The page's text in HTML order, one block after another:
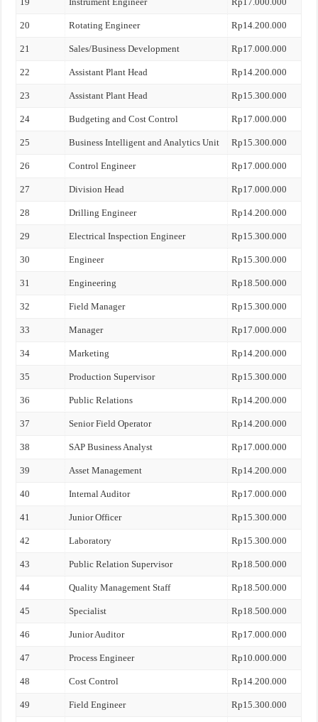
20 Rotating Engineer Rp14.200.000
21 Sales/Business Development Rp17.000.000
22 Assistant Plant Head Rp14.200.000
23 Assistant Plant Head Rp15.300.000
24 Budgeting and Cost Control Rp17.000.000
25 Business Intelligent and Analytics Unit Rp15.300.000
26 Control Engineer Rp17.000.000
27 Division Head Rp17.000.000
28 Drilling Engineer Rp14.200.000
29 Electrical Inspection Engineer Rp15.300.000
30 Engineer Rp15.300.000
31 Engineering Rp18.500.000
32 Field Manager Rp15.300.000
33 Manager Rp17.000.000
34 Marketing Rp14.200.000
35 Production Supervisor Rp15.300.000
36 Public Relations Rp14.200.000
37 Senior Field Operator Rp14.200.000
38 SAP Business Analyst Rp17.000.000
39 Asset Management Rp14.200.000
40 Internal Auditor Rp17.000.000
41 Junior Officer Rp15.300.000
42 Laboratory Rp15.300.000
43 Public Relation Supervisor Rp18.500.000
44 Quality Management Staff Rp18.500.000
45 Specialist Rp18.500.000
46 Junior Auditor Rp17.000.000
47 Process Engineer Rp10.000.000
48 Cost Control Rp14.200.000
49 Field Engineer Rp15.300.000